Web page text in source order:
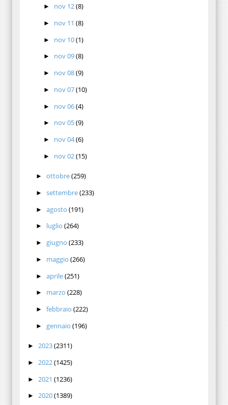
► nov 12(8)
► nov 11(8)
► nov 10(1)
► nov 09(8)
► nov 08(9)
► nov 07(10)
► nov 06(4)
► nov 05(9)
► nov 04(6)
► nov 02(15)
► ottobre(259)
► settembre(233)
► agosto (191)
► luglio (264)
► giugno (233)
► maggio (266)
► aprile(251)
► marzo (228)
► febbraio (222)
► gennaio (196)
► 2023(2311)
► 2022(1425)
► 2021 (1236)
► 2020(1389)